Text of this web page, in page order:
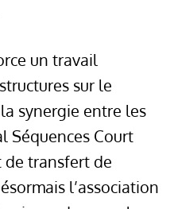
un travail
sur le
synergie entre les
Séquences Court
transfert de
l’association